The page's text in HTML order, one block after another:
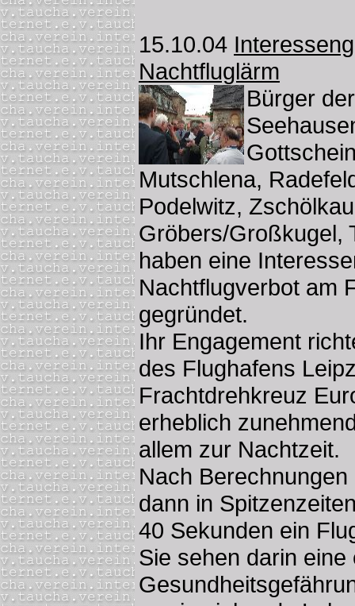
15.10.04
Nachtfluglärm
Bürger
Mutschlena,
Podelwitz,
Gröbers/Großkugel,
haben eine
Nachtflugverbot am
gegründet.
Ihr Engagement
des Flughafens
Frachtdrehkreuz
erheblich
allem zur Nachtzeit.
Nach
dann in
40 Sekunden ein
Sie sehen darin eine